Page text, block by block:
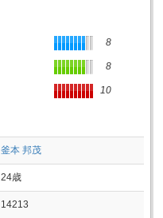
8
8
10
釜本 邦茂
24歳
14213